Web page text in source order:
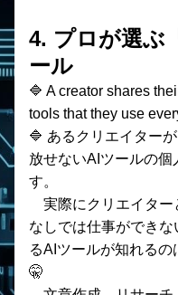
4. プロが選ぶ
ール
🔷 A creator shares
tools that they use
🔷 あるクリエイター
放せないAIツールの個
す。
実際にクリエイター
なしでは仕事ができ
るAIツールが知れるの
🤫